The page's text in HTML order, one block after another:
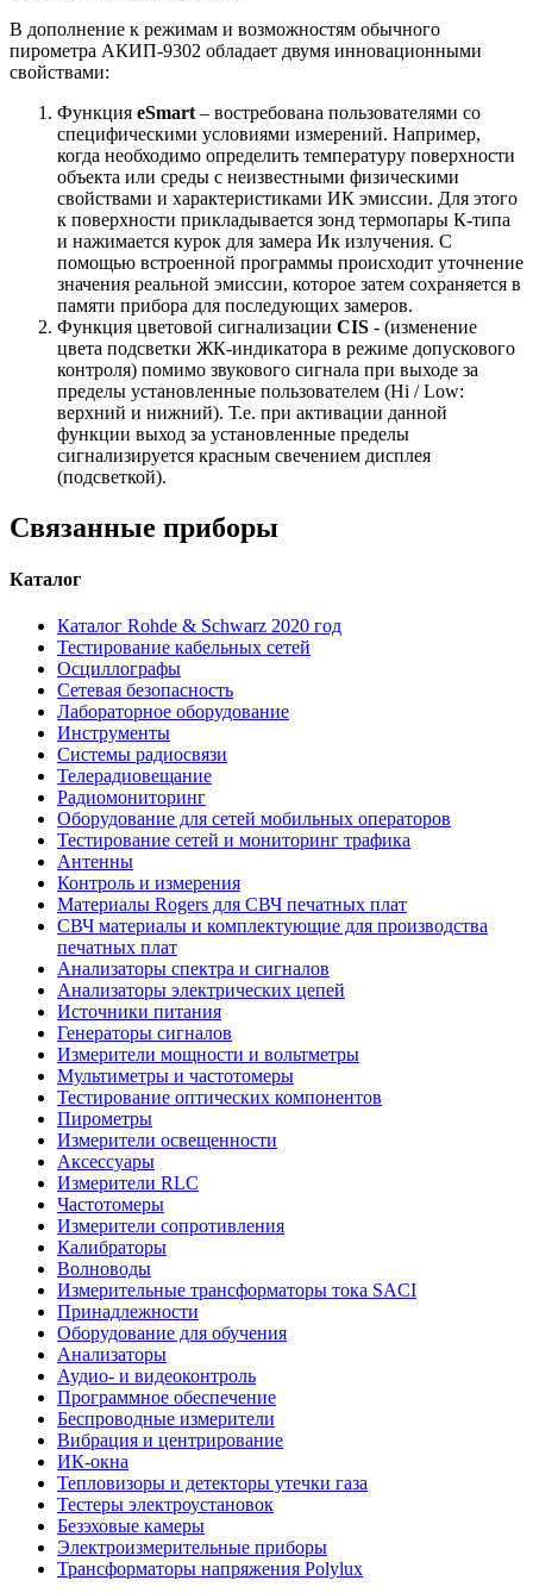
В дополнение к режимам и возможностям обычного
пирометра АКИП-9302 обладает двумя инновационными
свойствами:
Функция eSmart – востребована пользователями со
специфическими условиями измерений. Например,
когда необходимо определить температуру поверхности
объекта или среды с неизвестными физическими
свойствами и характеристиками ИК эмиссии. Для этого
к поверхности прикладывается зонд термопары К-типа
и нажимается курок для замера Ик излучения. С
помощью встроенной программы происходит уточнение
значения реальной эмиссии, которое затем сохраняется в
памяти прибора для последующих замеров.
Функция цветовой сигнализации CIS - (изменение
цвета подсветки ЖК-индикатора в режиме допускового
контроля) помимо звукового сигнала при выходе за
пределы установленные пользователем (Hi / Low:
верхний и нижний). Т.е. при активации данной
функции выход за установленные пределы
сигнализируется красным свечением дисплея
(подсветкой).
Связанные приборы
Каталог
Каталог Rohde & Schwarz 2020 год
Тестирование кабельных сетей
Осциллографы
Сетевая безопасность
Лабораторное оборудование
Инструменты
Системы радиосвязи
Телерадиовещание
Радиомониторинг
Оборудование для сетей мобильных операторов
Тестирование сетей и мониторинг трафика
Антенны
Контроль и измерения
Материалы Rogers для СВЧ печатных плат
СВЧ материалы и комплектующие для производства
печатных плат
Анализаторы спектра и сигналов
Анализаторы электрических цепей
Источники питания
Генераторы сигналов
Измерители мощности и вольтметры
Мультиметры и частотомеры
Тестирование оптических компонентов
Пирометры
Измерители освещенности
Аксессуары
Измерители RLC
Частотомеры
Измерители сопротивления
Калибраторы
Волноводы
Измерительные трансформаторы тока SACI
Принадлежности
Оборудование для обучения
Анализаторы
Аудио- и видеоконтроль
Программное обеспечение
Беспроводные измерители
Вибрация и центрирование
ИК-окна
Тепловизоры и детекторы утечки газа
Тестеры электроустановок
Безэховые камеры
Электроизмерительные приборы
Трансформаторы напряжения Polylux